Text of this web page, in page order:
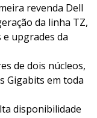
revenda Dell
da linha TZ,
upgrades da
de dois núcleos,
Gigabits em toda
disponibilidade